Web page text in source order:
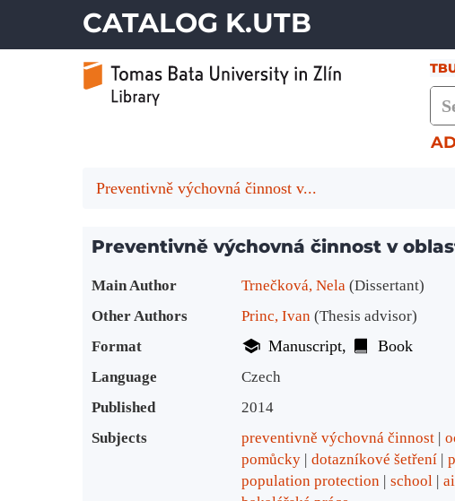
CATALOG K.UTB
Preventivně výchovná činnost v...
Preventivně výchovná činnost v
Bibliographic Details
Main Author Trnečková, Nela (Dissertant)
Other Authors
Princ, Ivan (Thesis advisor)
Format
Manuscript Book
Language
Czech
Published
2014
Subjects
preventivně výchovná činnost
pomůcky
dotazníkové šetření
population protection
school